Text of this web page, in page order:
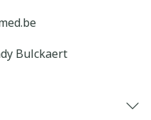
Bulckaert